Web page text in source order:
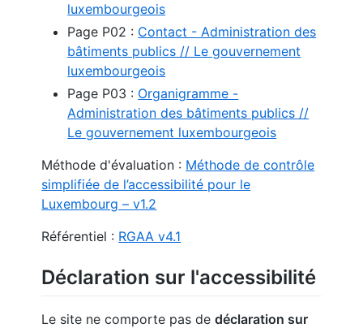
luxembourgeois
Page P02 : Contact - Administration des
bâtiments publics // Le gouvernement
luxembourgeois
Page P03 : Organigramme -
Administration des bâtiments publics //
Le gouvernement luxembourgeois
Méthode d'évaluation : Méthode de contrôle
simplifiée de l’accessibilité pour le
Luxembourg – v1.2
Référentiel : RGAA v4.1
Déclaration sur l'accessibilité
Le site ne comporte pas dedéclaration sur